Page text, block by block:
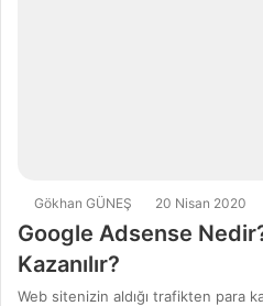
Gökhan GÜNEŞ 20 Nisan 2020
Google Adsense
Kazanılır?
Web sitenizin aldığı trafikten para